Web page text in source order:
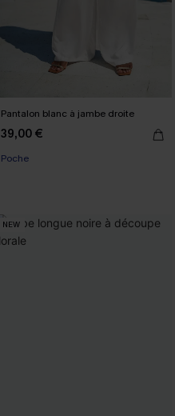
Pantalon blanc à jambe droite
39,00 €
Poche
NEW